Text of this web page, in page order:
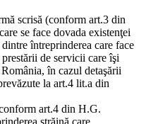
scrisă (conform art.3 din
se face dovada existenţei
întreprinderea care face
de servicii care îşi
în cazul detaşării
la art.4 lit.a din
art.4 din H.G.
străină care